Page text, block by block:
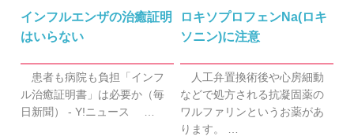
インフルエンザの治癒証明
はいらない
患者も病院も負担「インフ
ル治癒証明書」は必要か（毎
日新聞） - Y!ニュース …
ロキソプロフェンNa(ロキ
ソニン)に注意
人工弁置換術後や心房細動
などで処方される抗凝固薬の
ワルファリンというお薬があ
ります。 …